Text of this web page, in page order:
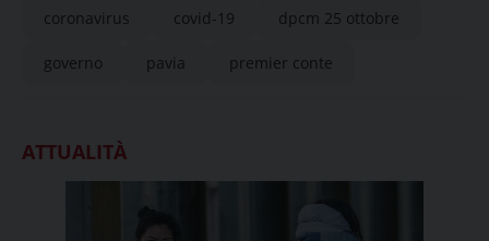
coronavirus covid-19 dpcm 25 ottobre
governo pavia premier conte
ATTUALITÀ